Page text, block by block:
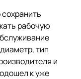
рабочую
тип
и
к уже